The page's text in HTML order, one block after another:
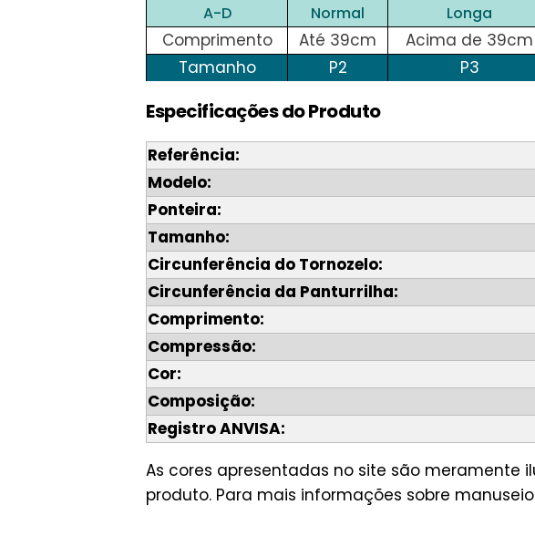
A-D
Normal Longa
Comprimento Até 39cm Acima de 39cm
Tamanho
P2 P3
Especificações do Produto
Referência:
Modelo:
Ponteira:
Tamanho:
Circunferência do Tornozelo:
Circunferência da Panturrilha:
Comprimento:
Compressão:
Cor:
Composição:
Registro ANVISA:
As cores apresentadas no site são
produto. Para mais informações sobre